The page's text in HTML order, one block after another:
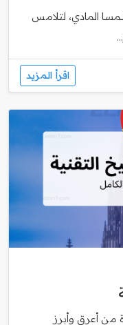
المادي، لتلامس
اقرأ المزيد
من أعرق وأبرز